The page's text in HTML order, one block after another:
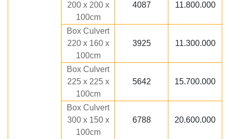
200 x 200 x
100cm
4087 11.800.000
Box Culvert
220 x 160 x
100cm
3925 11.300.000
Box Culvert
225 x 225 x
100cm
5642 15.700.000
Box Culvert
300 x 150 x
100cm
6788 20.600.000